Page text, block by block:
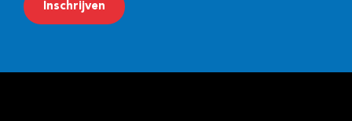
a
Inschrijven